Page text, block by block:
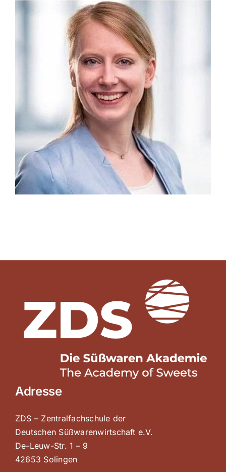
Adresse
ZDS – Zentralfachschule der
Deutschen Süßwarenwirtschaft e.V.
De-Leuw-Str. 1 – 9
42653 Solingen